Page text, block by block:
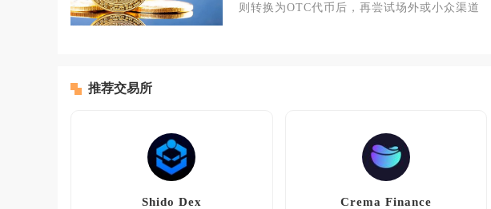
则转换为OTC代币后，再尝试场外或小众渠道
推荐交易所
Shido Dex Crema Finance